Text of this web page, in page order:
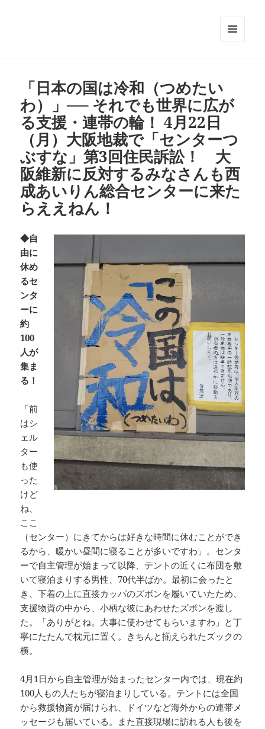
「日本の国は冷和（つめたい
わ）」── それでも世界に広が
る支援・連帯の輪！ 4月22日
（月）大阪地裁で「センターつ
ぶすな」第3回住民訴訟！ 大
阪維新に反対するみなさんも西
成あいりん総合センターに来た
らええねん！
◆自
由に
休め
るセ
ンタ
ーに
約
100
人が
集ま
る！
「前
はシ
ェル
ター
も使
った
けど
ね、
ここ
（センター）にきてからは好きな時間に休むことができ
るから、暖かい昼間に寝ることが多いですわ」。センタ
ーで自主管理が始まって以降、テントの近くに布団を敷
いて寝泊まりする男性、70代半ばか。最初に会ったと
き、下着の上に直接カッパのズボンを履いていたため、
支援物資の中から、小柄な彼にあわせたズボンを渡し
た。「ありがとね。大事に使わせてもらいますわ」と丁
寧にたたんで枕元に置く。きちんと揃えられたズックの
横。
4月1日から自主管理が始まったセンター内では、現在約
100人もの人たちが寝泊まりしている。テントには全国
から救援物資が届けられ、ドイツなど海外からの連帯メ
ッセージも届いている。また直接現場に訪れる人も後を